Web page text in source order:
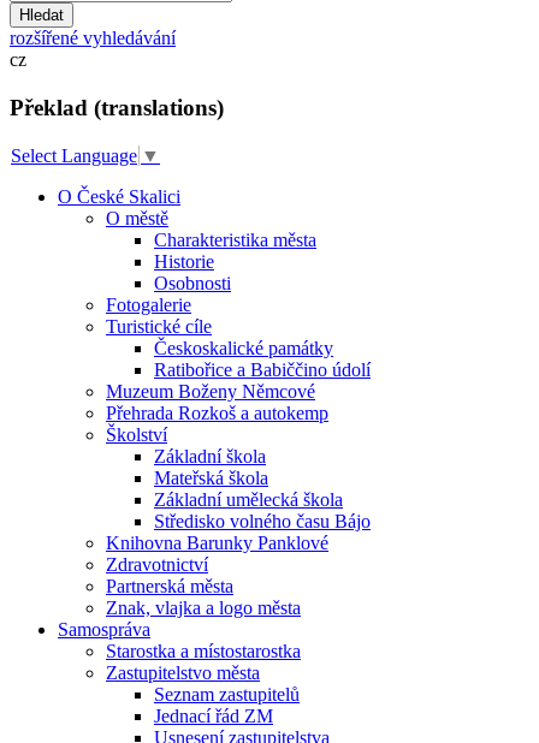
Hledat
rozšířené vyhledávání
cz
Překlad (translations)
Select Language ▼
O České Skalici
O městě
Charakteristika města
Historie
Osobnosti
Fotogalerie
Turistické cíle
Českoskalické památky
Ratibořice a Babiččino údolí
Muzeum Boženy Němcové
Přehrada Rozkoš a autokemp
Školství
Základní škola
Mateřská škola
Základní umělecká škola
Středisko volného času Bájo
Knihovna Barunky Panklové
Zdravotnictví
Partnerská města
Znak, vlajka a logo města
Samospráva
Starostka a místostarostka
Zastupitelstvo města
Seznam zastupitelů
Jednací řád ZM
Usnesení zastupitelstva